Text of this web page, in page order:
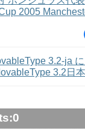
2005
3.2-ja
3.2日
0